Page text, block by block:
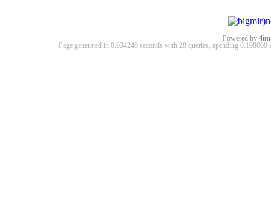
Powered by
Page generated in 0.934246 seconds with 28 queries, spending